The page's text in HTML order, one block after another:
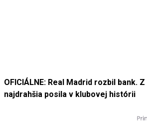
OFICIÁLNE: Real Madrid rozbil bank.
najdrahšia posila v klubovej histórii